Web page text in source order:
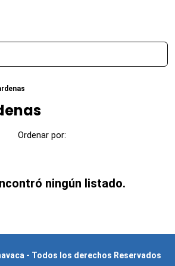
Ordenar por:
ningún listado.
- Todos los derechos Reservados